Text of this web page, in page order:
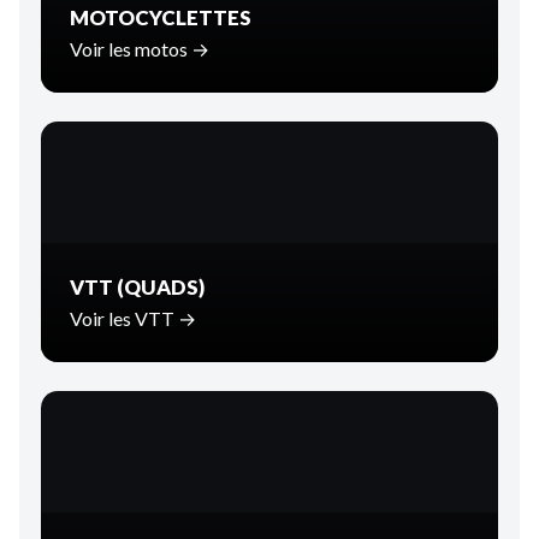
MOTOCYCLETTES
Voir les motos →
VTT (QUADS)
Voir les VTT →